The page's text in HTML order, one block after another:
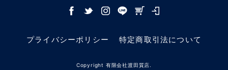
プライバシーポリシー 特定商取引法について
Copyright 有限会社渡田質店.